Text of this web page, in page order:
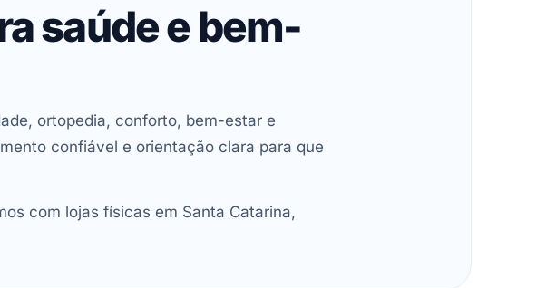
saúde e bem-
ortopedia, conforto, bem-estar e
confiável e orientação clara para que
com lojas físicas em Santa Catarina,